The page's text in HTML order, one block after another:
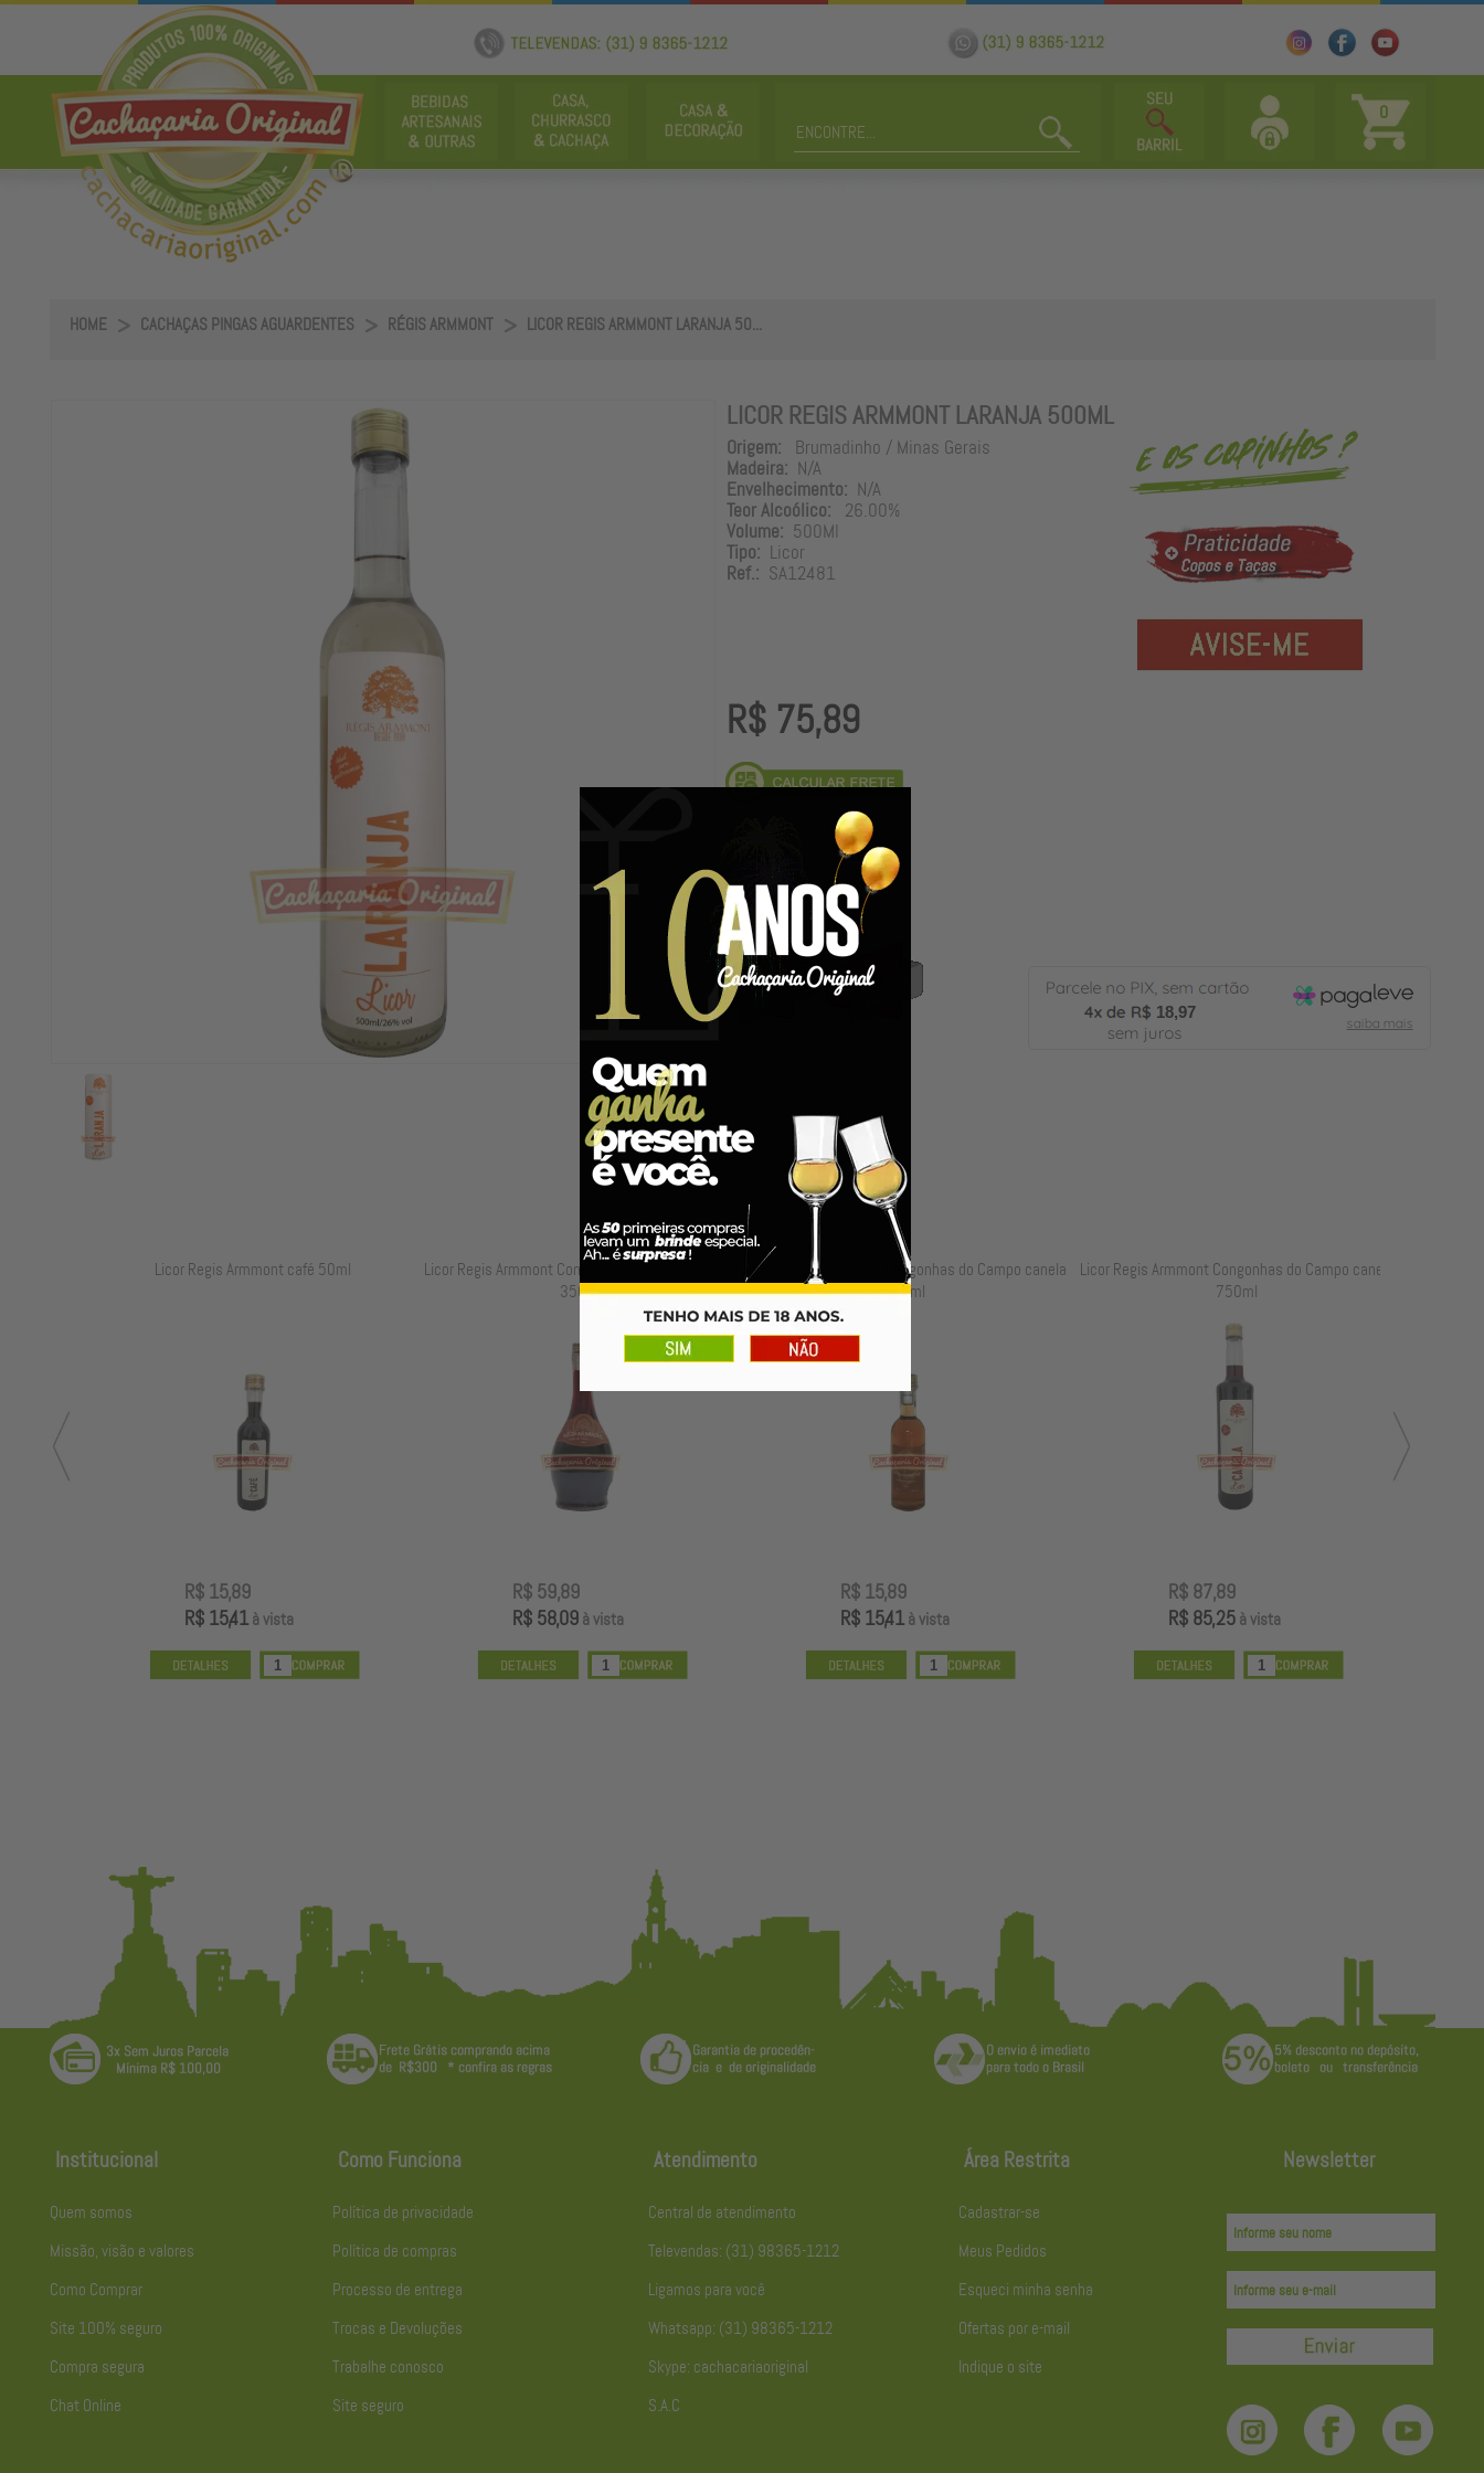
0
HOME CACHAÇAS PINGAS AGUARDENTES RÉGIS ARMMONT LICOR REGIS ARMMONT LARANJA 50...
LICOR REGIS ARMMONT LARANJA 500ML
Origem: Brumadinho / Minas Gerais
Madeira: N/A
Envelhecimento: N/A
Teor Alcoólico: 26.00%
Volume: 500Ml
Tipo: Licor
Ref.: SA12481
R$ 75,89
18,97
Licor Regis Armmont café 50ml
R$ 15,89
R$ 15,41à vista
Licor Regis Armmont Congonhas do Campo canela
350ml
R$ 59,89
R$ 58,09à vista
Licor Regis Armmont Congonhas do Campo canela
50ml
R$ 15,89
R$ 15,41à vista
Licor Regis Armmont Congonhas do Campo canela
750ml
R$ 87,89
R$ 85,25à vista
Institucional
Quem somos
Missão, visão e valores
Como Comprar
Site 100% seguro
Compra segura
Chat Online
Como Funciona
Política de privacidade
Política de compras
Processo de entrega
Trocas e Devoluções
Trabalhe conosco
Site seguro
Atendimento
Central de atendimento
Televendas: (31) 98365-1212
Ligamos para você
Whatsapp: (31) 98365-1212
Skype: cachacariaoriginal
S.A.C
Área Restrita
Cadastrar-se
Meus Pedidos
Esqueci minha senha
Ofertas por e-mail
Indique o site
Newsletter